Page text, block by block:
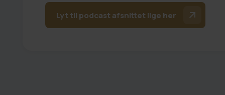
Lyt til podcast afsnittet lige her